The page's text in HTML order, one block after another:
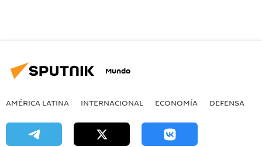
Mundo
AMÉRICA LATINA INTERNACIONAL ECONOMÍA DEFENSA